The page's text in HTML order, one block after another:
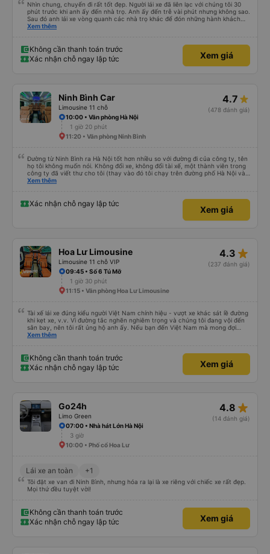
Nhìn chung, chuyến đi rất tốt đẹp. Người lái xe đã liên lạc với chúng tôi 30
phút trước khi anh ấy đến nhà trọ. Anh ấy đến trễ vài phút nhưng không sao.
Sau đó anh lái xe vòng quanh các nhà trọ khác để đón những hành khách
khác. Sau đó anh ấy thả chúng tôi xuống văn phòng, nơi tất cả chúng tôi
thông tin để chúng tôi có chút manh mối về chuyện gì đang xảy ra.
Xem thêm
Không cần thanh toán trước
Xác nhận chỗ ngay lập tức
Xem giá
Ninh Bình Car
Limousine 11 chỗ
4.7
(478 đánh giá)
10:00 • Văn phòng Hà Nội
1 giờ 20 phút
11:20 • Văn phòng Ninh Bình
Đường từ Ninh Bình ra Hà Nội tốt hơn nhiều so với đường đi của công ty, tên
họ tôi không muốn nói. Không đổi xe, không đổi tài xế, một thành viên trong
công ty đã viết thư cho tôi (thay vào đó tôi chạy trên đường phố Hà Nội và
hỏi người dân địa phương “bạn có thể gọi tài xế không…?”. Đừng quên trả
mang theo hành lý và chỗ ngồi lên ô tô. Và tôi đánh giá cao tốc độ của xe
buýt. Tôi có hợp pháp hay không, nhưng 100 km/h vẫn tốt hơn 80. Cảm ơn
sự quan tâm của bạn và xin lỗi vì tiếng Anh của tôi không tốt (tôi chắc chắn
Xem thêm
Xác nhận chỗ ngay lập tức
Xem giá
Hoa Lư Limousine
Limousine 11 chỗ VIP
4.3 star_rate
(237 đánh giá)
09:45 • Số 6 Tú Mỡ
1 giờ 30 phút
11:15 • Văn phòng Hoa Lư Limousine
Tài xế lái xe đúng kiểu người Việt Nam chính hiệu - vượt xe khác sát lề đường
khi kẹt xe, v.v. Vì đường tắc nghẽn nghiêm trọng và chúng tôi đang vội đến
sân bay, nên tôi rất ủng hộ anh ấy. Nếu bạn đến Việt Nam mà mong đợi
người ta lái xe như ở châu Âu, thì hãy đến nơi khác.
Xem thêm
Không cần thanh toán trước
Xác nhận chỗ ngay lập tức
Xem giá
Go24h
Limo Green
4.8 star_rate
(14 đánh giá)
07:00 • Nhà hát Lớn Hà Nội
3 giờ
10:00 • Phố cổ Hoa Lư
Lái xe an toàn +1
Tôi đặt xe van đi Ninh Bình, nhưng hóa ra lại là xe riêng với chiếc xe rất đẹp.
Mọi thứ đều tuyệt vời!
Không cần thanh toán trước
Xác nhận chỗ ngay lập tức
Xem giá